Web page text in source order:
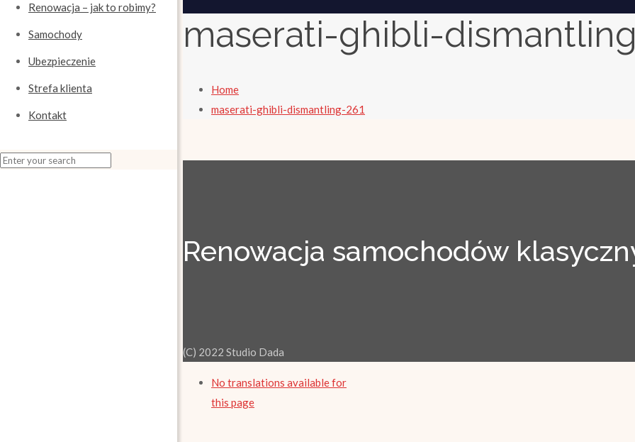
Renowacja – jak to robimy?
Samochody
Ubezpieczenie
Strefa klienta
Kontakt
maserati-ghibli-
Home
maserati-ghibli-dismantling-261
Renowacja samochodów
(C) 2022 Studio Dada
No translations available for
this page